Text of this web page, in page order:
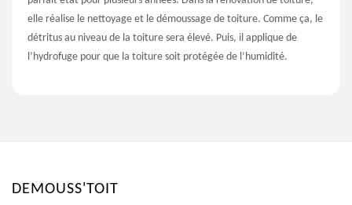
elle réalise le nettoyage et le démoussage de toiture. Comme ça, le
détritus au niveau de la toiture sera élevé. Puis, il applique de
l’hydrofuge pour que la toiture soit protégée de l’humidité.
DEMOUSS'TOIT